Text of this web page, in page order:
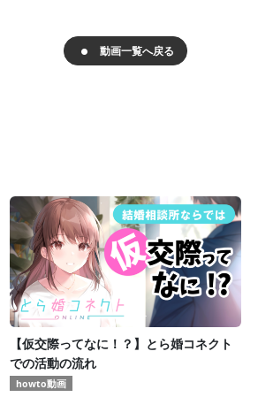
動画一覧へ戻る
【仮交際ってなに！？】とら婚コネクト
での活動の流れ
howto動画